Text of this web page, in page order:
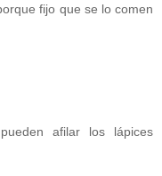
fijo que se lo comen
afilar los lápices